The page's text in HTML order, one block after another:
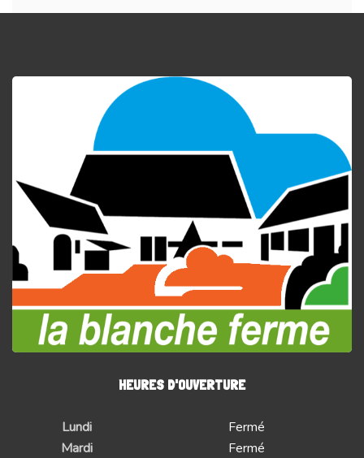
HEURES D'OUVERTURE
Lundi
Fermé
Mardi
Fermé